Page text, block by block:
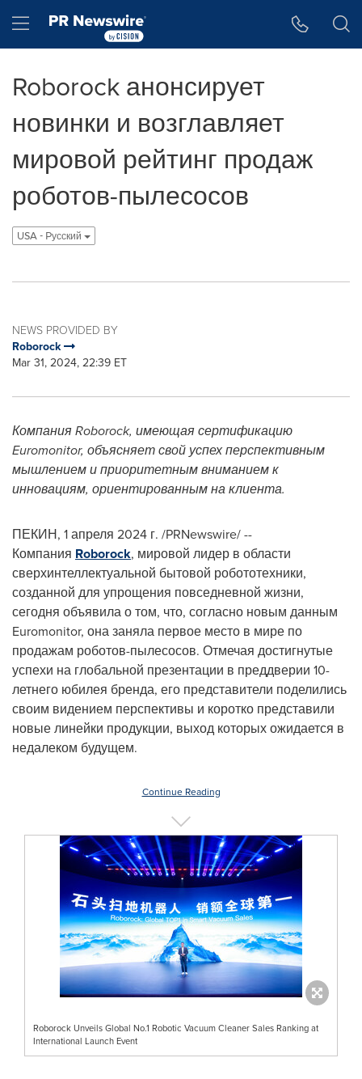
Hamburger menu
Roborock анонсирует
новинки и возглавляет
мировой рейтинг продаж
роботов-пылесосов
USA - Pусский
NEWS PROVIDED BY
Roborock
Mar 31, 2024, 22:39 ET
Компания Roborock, имеющая сертификацию
Euromonitor, объясняет свой успех перспективным
мышлением и приоритетным вниманием к
инновациям, ориентированным на клиента.
ПЕКИН, 1 апреля 2024 г. /PRNewswire/ --
Компания Roborock, мировой лидер в области
сверхинтеллектуальной бытовой робототехники,
созданной для упрощения повседневной жизни,
сегодня объявила о том, что, согласно новым данным
Euromonitor, она заняла первое место в мире по
продажам роботов-пылесосов. Отмечая достигнутые
успехи на глобальной презентации в преддверии 10-
летнего юбилея бренда, его представители поделились
своим видением перспективы и коротко представили
новые линейки продукции, выход которых ожидается в
недалеком будущем.
Continue Reading
Roborock Unveils Global No.1 Robotic Vacuum Cleaner Sales Ranking at
International Launch Event